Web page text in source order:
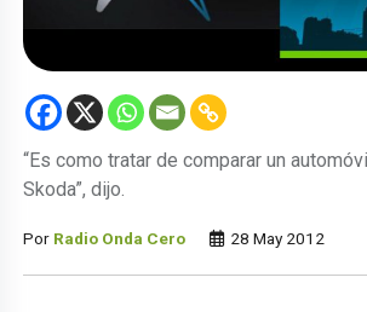
“Es como tratar de comparar un
Skoda”, dijo.
Por Radio Onda Cero 28 May 2012